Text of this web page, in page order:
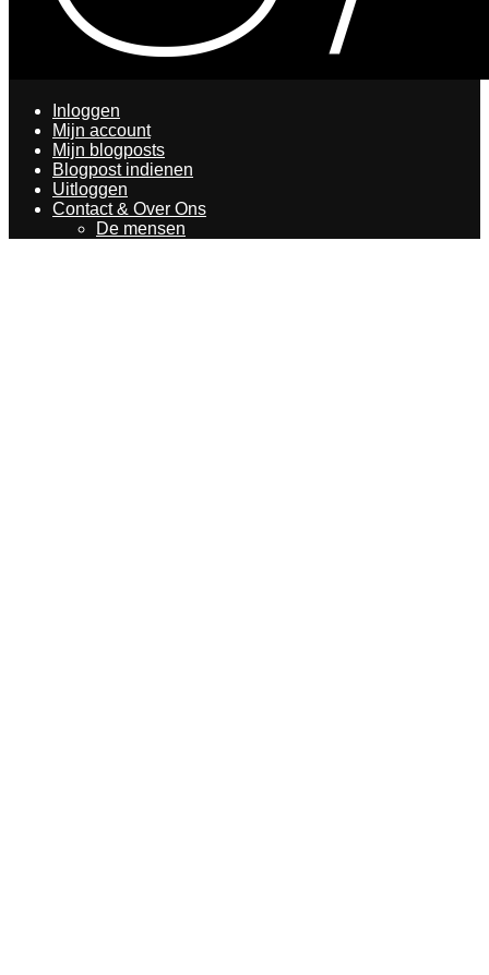
Inloggen
Mijn account
Mijn blogposts
Blogpost indienen
Uitloggen
Contact & Over Ons
De mensen